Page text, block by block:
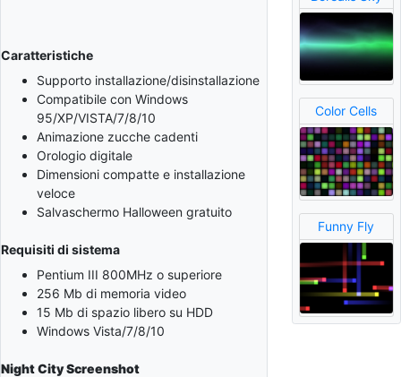
Caratteristiche
Supporto installazione/disinstallazione
Compatibile con Windows
95/XP/VISTA/7/8/10
Animazione zucche cadenti
Orologio digitale
Dimensioni compatte e installazione
veloce
Salvaschermo Halloween gratuito
Requisiti di sistema
Pentium III 800MHz o superiore
256 Mb di memoria video
15 Mb di spazio libero su HDD
Windows Vista/7/8/10
Night CityScreenshot
Color Cells
Funny Fly